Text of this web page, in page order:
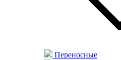
Переносные